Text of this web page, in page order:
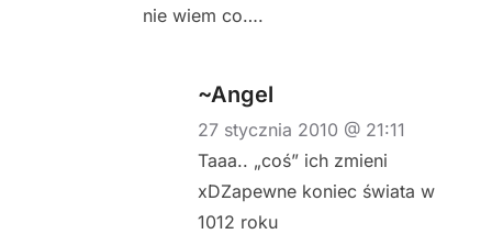
nie wiem co….
~Angel
27 stycznia 2010 @ 21:11
Taaa.. „coś” ich zmieni
xDZapewne koniec świata w
1012 roku